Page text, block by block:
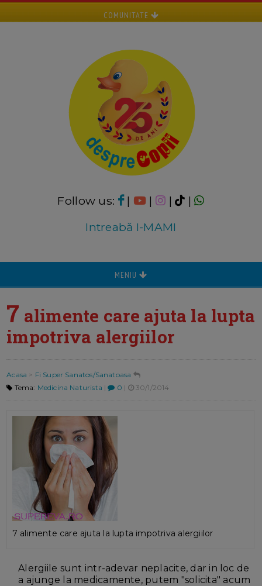
COMUNITATE
Follow us: | | |
|
Intreabă I-MAMI
MENIU
7 alimente care ajuta la lupta
impotriva alergiilor
Acasa > Fi Super Sanatos/Sanatoasa
Tema: Medicina Naturista | 0 | 30/1/2014
7 alimente care ajuta la lupta impotriva alergiilor
Alergiile sunt intr-adevar neplacite, dar in loc de
a ajunge la medicamente, putem "solicita" acum